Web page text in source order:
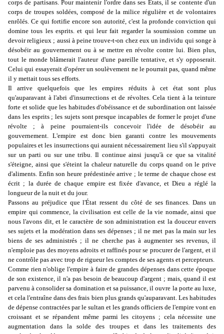
corps de partisans. Pour maintenir l'ordre dans ses États, il se contente d'un
corps de troupes soldées, composé de la milice régulière et de volontaires
enrôlés. Ce qui fortifie encore son autorité, c'est la profonde conviction qui
domine tous les esprits. et qui leur fait regarder la soumission comme un
devoir religieux ; aussi à peine trouve-t-on chez eux un individu qui songe à
désobéir au gouvernement ou à se mettre en révolte contre lui. Bien plus,
tout le monde blâmerait l'auteur d'une pareille tentative, et s'y opposerait.
Celui qui essayerait d'opérer un soulèvement ne le pourrait pas, quand même
il y mettait tous ses efforts.
Il arrive quelquefois que les empires réduits à cet état sont plus
qu'auparavant à l'abri d'insurrections et de révoltes. Cela tient à la teinture
forte et solide que les habitudes d'obéissance et de subordination ont laissée
dans les esprits ; les sujets sont presque incapables de former le projet d'une
révolte ; à peine pourraient-ils concevoir l'idée de désobéir au
gouvernement. L'empire est donc bien garanti contre les mouvements
populaires et les insurrections qui auraient nécessairement lieu s'il s'appuyait
sur un parti ou sur une tribu. Il continue ainsi jusqu'à ce que sa vitalité
s'éteigne, ainsi que s'éteint la chaleur naturelle du corps quand on le prive
d'aliments. Enfin son heure prédestinée arrive ; le terme de chaque chose est
écrit ; la durée de chaque empire est fixée d'avance, et Dieu a réglé la
longueur de la nuit et du jour.
Passons au préjudice que l'État ressent du côté de ses finances. Dans un
empire qui commence, la civilisation est celle de la vie nomade, ainsi que
nous l'avons dit, et le caractère de son administration est la douceur envers
ses sujets et la modération dans ses dépenses ; il ne met pas la main sur les
biens de ses administrés ; il ne cherche pas à augmenter ses revenus, il
n'emploie pas des moyens adroits et raffinés pour se procurer de l'argent, et il
ne contrôle pas avec trop de rigueur les comptes de ses agents et percepteurs.
Comme rien n'oblige l'empire à faire de grandes dépenses dans cette époque
de son existence, il n'a pas besoin de beaucoup d'argent ; mais, quand il est
parvenu à consolider sa domination et sa puissance, il ouvre la porte au luxe,
et cela l'entraîne dans des frais bien plus grands qu'auparavant. Les habitudes
de dépense contractées par le sultan et les grands officiers de l'empire vont en
croissant et se répandent même parmi les citoyens ; cela nécessite une
augmentation dans la solde des troupes et dans les traitements des